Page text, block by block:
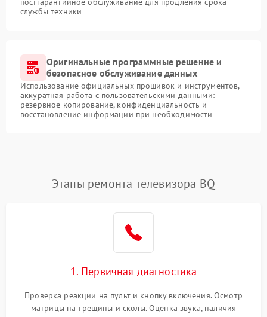
службы техники
Оригинальные программные решение и
безопасное обслуживание данных
Использование официальных прошивок и инструментов,
аккуратная работа с пользовательскими данными:
резервное копирование, конфиденциальность и
восстановление информации при необходимости
Этапы ремонта телевизора BQ
1. Первичная диагностика
Проверка реакции на пульт и кнопку включения. Осмотр
матрицы на трещины и сколы. Оценка звука, наличия